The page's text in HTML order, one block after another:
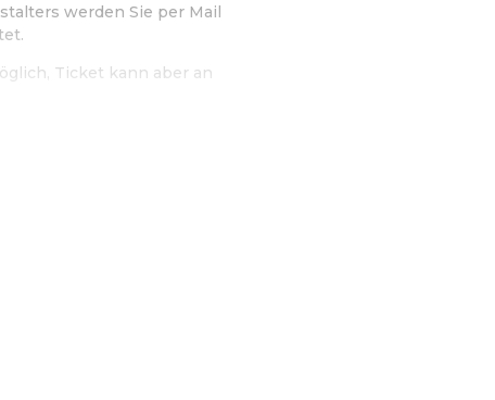
werden Sie per Mail
Ticket kann aber an